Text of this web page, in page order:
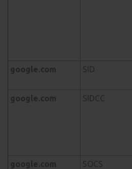
google.com
SID
google.com
SIDCC
google.com
SOCS